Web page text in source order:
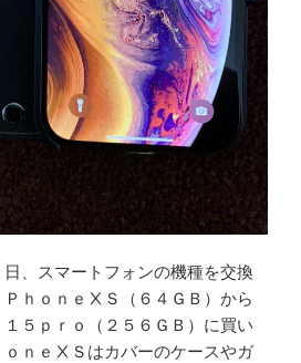
、スマートフォンの機種を交換
ＰｈｏｎｅⅩＳ（６４ＧＢ）から
５ｐｒｏ（２５６ＧＢ）に買い
ｏｎｅⅩＳはカバーのケースやガ